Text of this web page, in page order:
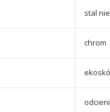
stal
chrom